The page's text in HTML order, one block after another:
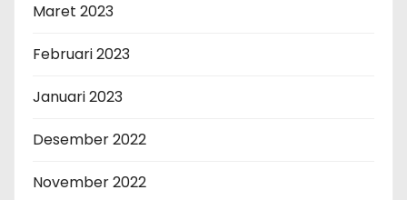
Maret 2023
Februari 2023
Januari 2023
Desember 2022
November 2022